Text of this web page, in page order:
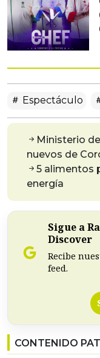
Espectáculo
Ministerio
nuevos de
5 alimentos
energía
Sigue a
Discover
Recibe
feed.
CONTENIDO